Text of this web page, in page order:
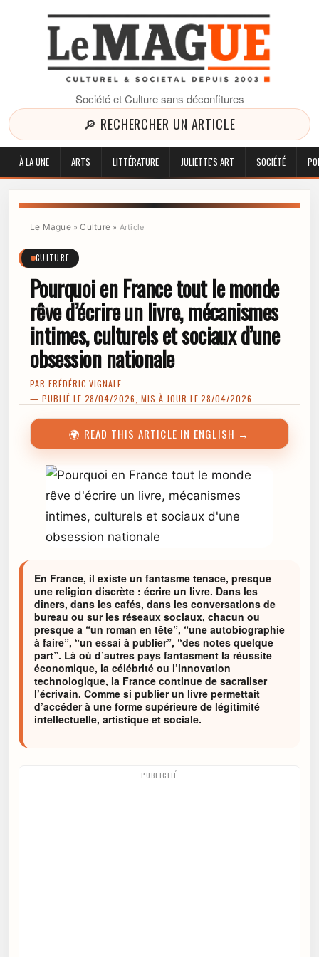
Société et Culture sans déconfitures
🔎 RECHERCHER UN ARTICLE
À LA UNE ARTS LITTÉRATURE JULIETTE'S ART SOCIÉTÉ
Le Mague»Culture» Article
CULTURE
Pourquoi en France tout le monde
rêve d’écrire un livre, mécanismes
intimes, culturels et sociaux d’une
obsession nationale
PAR FRÉDÉRIC VIGNALE
— PUBLIÉ LE 28/04/2026, MIS À JOUR LE 28/04/2026
🌍 READ THIS ARTICLE IN ENGLISH →
En France, il existe un fantasme tenace, presque
une religion discrète : écrire un livre. Dans les
dîners, dans les cafés, dans les conversations de
bureau ou sur les réseaux sociaux, chacun ou
presque a “un roman en tête”, “une autobiographie
à faire”, “un essai à publier”, “des notes quelque
part”. Là où d’autres pays fantasment la réussite
économique, la célébrité ou l’innovation
technologique, la France continue de sacraliser
l’écrivain. Comme si publier un livre permettait
d’accéder à une forme supérieure de légitimité
intellectuelle, artistique et sociale.
PUBLICITÉ